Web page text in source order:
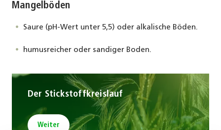
Mangelböden
Saure (pH-Wert unter 5,5) oder alkalische Böden.
humusreicher oder sandiger Boden.
Der Stickstoffkreislauf
Weiter